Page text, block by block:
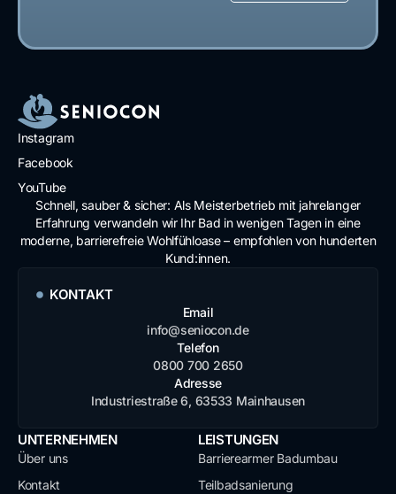
Instagram
Facebook
YouTube
Schnell, sauber & sicher: Als Meisterbetrieb mit jahrelanger
Erfahrung verwandeln wir Ihr Bad in wenigen Tagen in eine
moderne, barrierefreie Wohlfühloase – empfohlen von hunderten
Kund:innen.
KONTAKT
Email
info@seniocon.de
Telefon
0800 700 2650
Adresse
Industriestraße 6, 63533 Mainhausen
UNTERNEHMEN
Über uns
Kontakt
LEISTUNGEN
Barrierearmer Badumbau
Teilbadsanierung